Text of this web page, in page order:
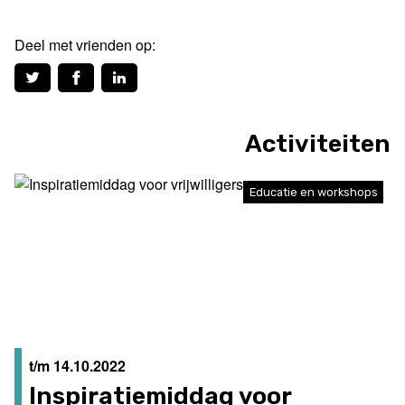
Deel met vrienden op:
Activiteiten
Educatie en workshops
t/m 14.10.2022
Inspiratiemiddag voor